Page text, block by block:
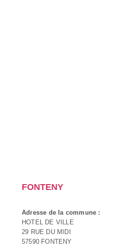
FONTENY
Adresse de la commune :
HOTEL DE VILLE
29 RUE DU MIDI
57590 FONTENY